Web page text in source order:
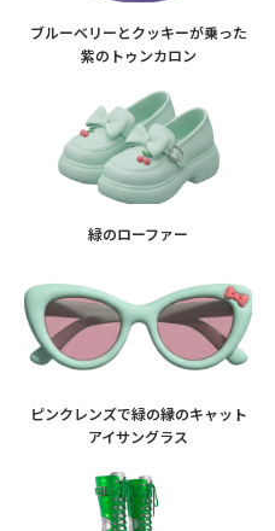
ブルーベリーとクッキーが乗った
紫のトゥンカロン
緑のローファー
ピンクレンズで緑の縁のキャット
アイサングラス